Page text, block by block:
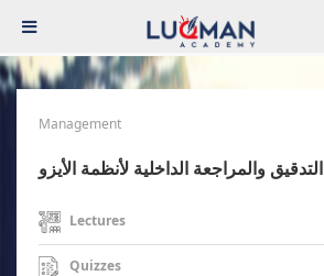
Management
التدقيق والمراجعة الداخلية لأنظمة الأيزو
Lectures
Quizzes